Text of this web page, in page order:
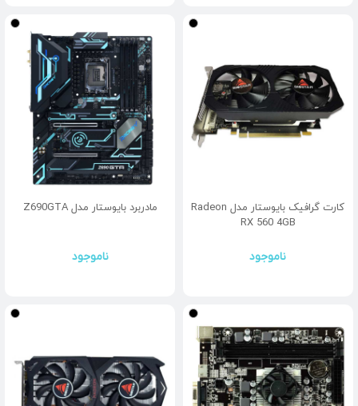
کارت گرافیک بایوستار مدل Radeon
RX 560 4GB
ناموجود
مادربرد بایوستار مدل Z690GTA
ناموجود